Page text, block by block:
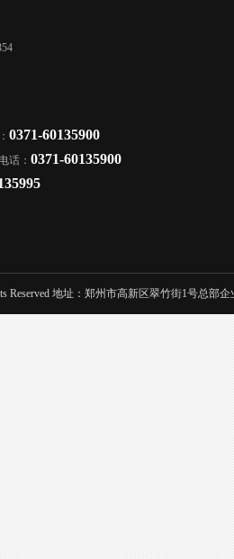
0371-60135900
话： 0371-60135900
Reserved 地址：郑州市高新区翠竹街1号